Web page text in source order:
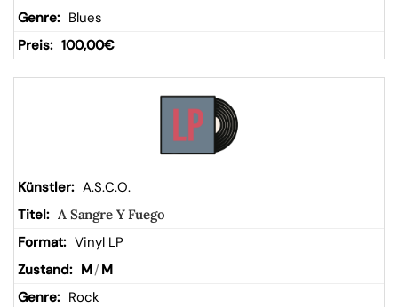
Blues
100,00€
A.S.C.O.
A Sangre Y Fuego
Vinyl LP
M/ M
Rock